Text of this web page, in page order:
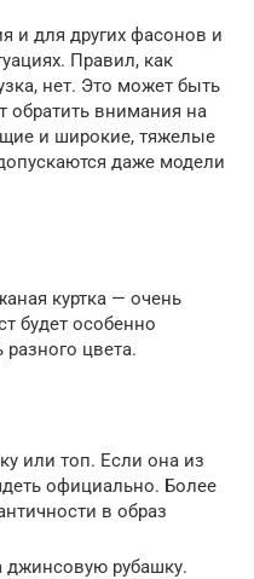
и для других фасонов и
Правил, как
нет. Это может быть
обратить внимания на
и широкие, тяжелые
даже модели
куртка — очень
будет особенно
цвета.
или топ. Если она из
официально. Более
в образ
джинсовую рубашку.